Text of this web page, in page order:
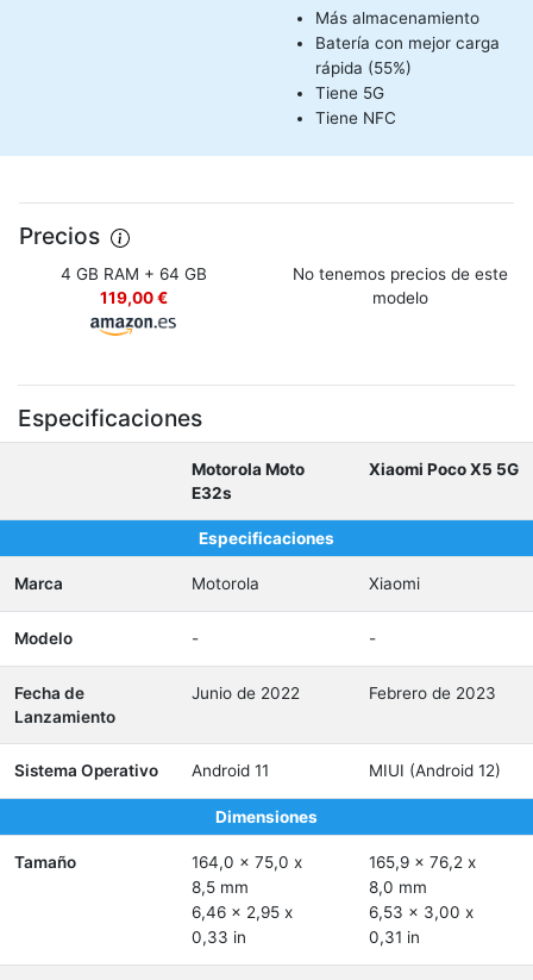
Más almacenamiento
Batería con mejor carga
rápida (55%)
Tiene 5G
Tiene NFC
Precios
4 GB RAM + 64 GB
119,00 €
No tenemos precios de este
modelo
Especificaciones
Motorola Moto
E32s
Xiaomi Poco X5 5G
Especificaciones
Marca Motorola Xiaomi
Modelo - -
Fecha de
Lanzamiento
Junio de 2022 Febrero de 2023
Sistema Operativo Android 11 MIUI (Android 12)
Dimensiones
Tamaño
164,0 x 75,0 x
8,5 mm
6,46 x 2,95 x
0,33 in
165,9 x 76,2 x
8,0 mm
6,53 x 3,00 x
0,31 in